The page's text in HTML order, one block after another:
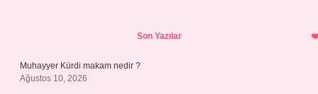
Son Yazılar
Muhayyer Kürdi makam nedir ?
Ağustos 10, 2026